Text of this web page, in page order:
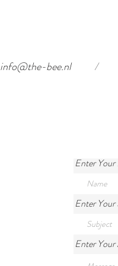
info@the-bee.nl /
Enter Your
Enter Your
Enter Your